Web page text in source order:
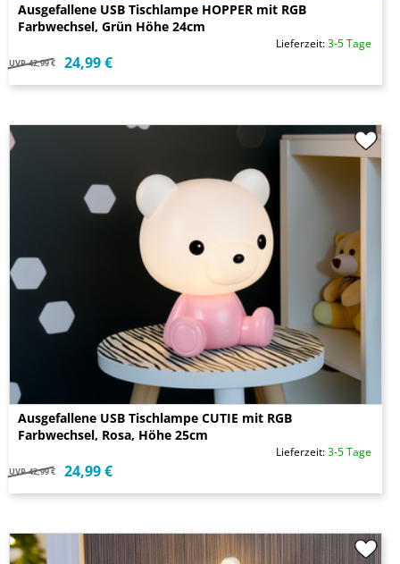
Ausgefallene USB Tischlampe HOPPER mit RGB
Farbwechsel, Grün Höhe 24cm
Lieferzeit:3-5 Tage
UVP 42,99 € 24,99 €
Ausgefallene USB Tischlampe CUTIE mit RGB
Farbwechsel, Rosa, Höhe 25cm
Lieferzeit:3-5 Tage
UVP 42,99 € 24,99 €